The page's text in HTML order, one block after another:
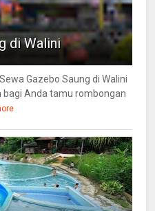
di Walini
Gazebo Saung di Walini
bagi Anda tamu rombongan